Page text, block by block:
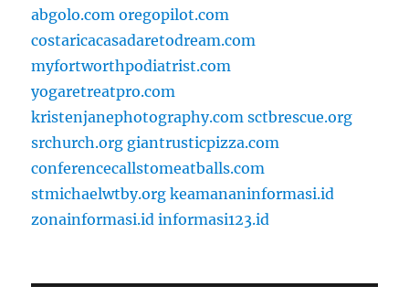
abgolo.com oregopilot.com
costaricacasadaretodream.com
myfortworthpodiatrist.com
yogaretreatpro.com
kristenjanephotography.com sctbrescue.org
srchurch.org giantrusticpizza.com
conferencecallstomeatballs.com
stmichaelwtby.org keamananinformasi.id
zonainformasi.id informasi123.id